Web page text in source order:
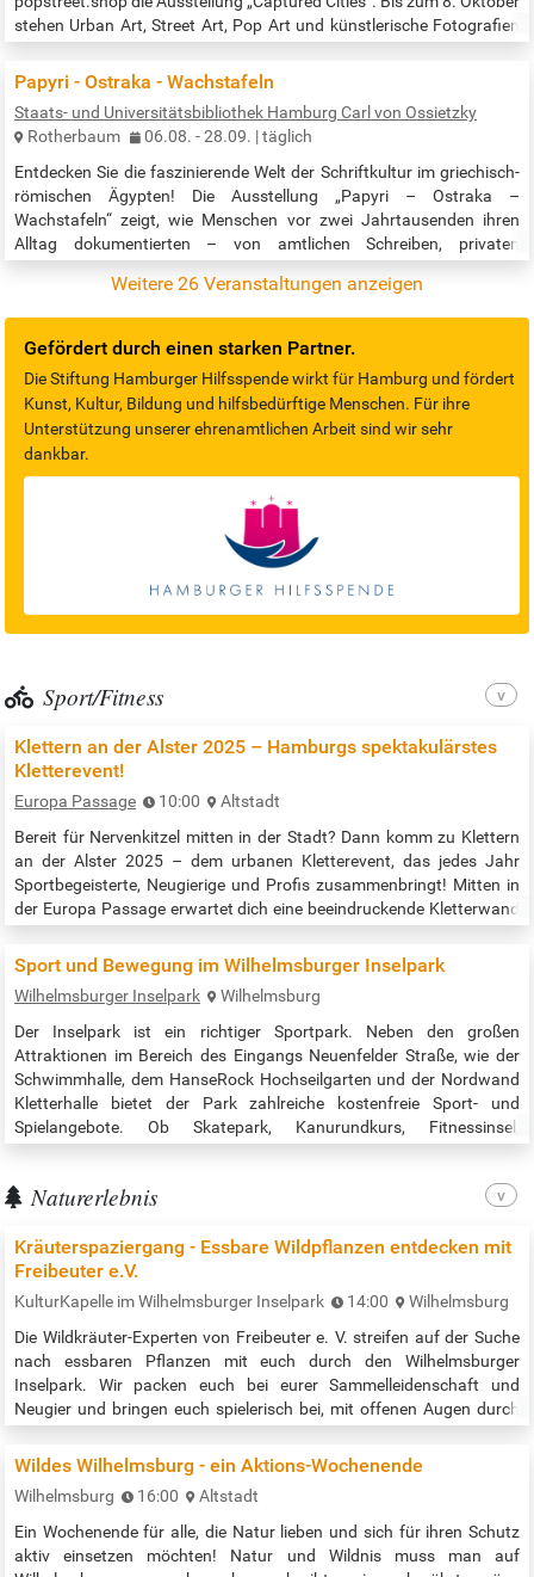
stehen Urban Art, Street Art, Pop Art und künstlerische Fotografien
Kunstwerk verwandeln. Städte erscheinen hier nicht als starre
Kulisse, sondern als lebendige, sich stetig wandelnde
Kompositionen. Ein…
Papyri - Ostraka - Wachstafeln
Staats- und Universitätsbibliothek Hamburg Carl von Ossietzky
Rotherbaum
06.08. - 28.09. | täglich
Entdecken Sie die faszinierende Welt der Schriftkultur im griechisch-
römischen Ägypten! Die Ausstellung „Papyri – Ostraka –
Wachstafeln“ zeigt, wie Menschen vor zwei Jahrtausenden ihren
Alltag dokumentierten – von amtlichen Schreiben, privaten
Notizen auf Ostraka bis zu Mumienetiketten auf Holz. Die Originale
eröffnen einzigartige Einblicke in das Leben der Menschen am Nil
zwischen…
Weitere 26 Veranstaltungen anzeigen
Gefördert durch einen starken Partner.
Die Stiftung Hamburger Hilfsspende wirkt für Hamburg und fördert
Kunst, Kultur, Bildung und hilfsbedürftige Menschen. Für ihre
Unterstützung unserer ehrenamtlichen Arbeit sind wir sehr
dankbar.
Sport/Fitness
Klettern an der Alster 2025 – Hamburgs spektakulärstes
Kletterevent!
Europa Passage 10:00
Altstadt
Bereit für Nervenkitzel mitten in der Stadt? Dann komm zu Klettern
an der Alster 2025 – dem urbanen Kletterevent, das jedes Jahr
Sportbegeisterte, Neugierige und Profis zusammenbringt! Mitten in
der Europa Passage erwartet dich eine beeindruckende Kletterwand
und eine 9 Meter hohe, gerade Wand für Einsteiger/innen. Egal ob du
schon Erfahrung hast oder einfach mal ausprobieren willst – hier…
Sport und Bewegung im Wilhelmsburger Inselpark
Wilhelmsburger Inselpark
Wilhelmsburg
Der Inselpark ist ein richtiger Sportpark. Neben den großen
Attraktionen im Bereich des Eingangs Neuenfelder Straße, wie der
Schwimmhalle, dem HanseRock Hochseilgarten und der Nordwand
Kletterhalle bietet der Park zahlreiche kostenfreie Sport- und
Spielangebote. Ob Skatepark, Kanurundkurs, Fitnessinsel,
An einigen Anlagen sorgt sogar…
Naturerlebnis
Kräuterspaziergang - Essbare Wildpflanzen entdecken mit
Freibeuter e.V.
KulturKapelle im Wilhelmsburger Inselpark 14:00
Wilhelmsburg
Die Wildkräuter-Experten von Freibeuter e. V. streifen auf der Suche
nach essbaren Pflanzen mit euch durch den Wilhelmsburger
Inselpark. Wir packen euch bei eurer Sammelleidenschaft und
Neugier und bringen euch spielerisch bei, mit offenen Augen durch
Wildpflanzen schmecken. Gemeinsam mit euch entdecken wir,
welche essbaren Wildpflanzen Im Inselpark wachsen. Wir begeben
uns auf die Suche…
Wildes Wilhelmsburg - ein Aktions-Wochenende
Wilhelmsburg 16:00
Altstadt
Ein Wochenende für alle, die Natur lieben und sich für ihren Schutz
aktiv einsetzen möchten! Natur und Wildnis muss man auf